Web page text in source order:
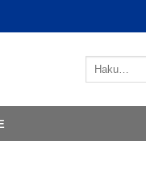
Etsi: